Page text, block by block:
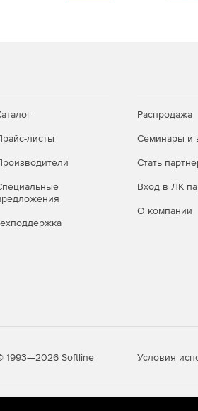
листы
Распродажа
Семинары и
Стать
Вход в ЛК
О компании
1993—2026 Softline Условия